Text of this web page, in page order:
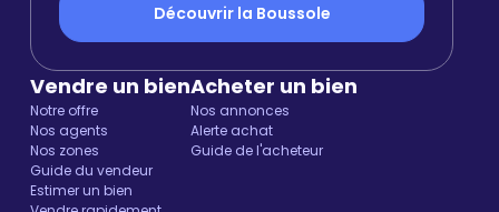
Découvrir la Boussole
Vendre un bien
Notre offre
Nos agents
Nos zones
Guide du vendeur
Estimer un bien
Acheter un bien
Nos annonces
Alerte achat
Guide de l'acheteur